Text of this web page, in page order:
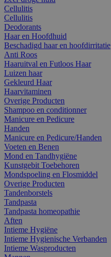
Cellulitis
Cellulitis
Deodorants
Haar en Hoofdhuid
Beschadigd haar en hoofdirritatie
Anti Roos
Haaruitval en Futloos Haar
Luizen haar
Gekleurd Haar
Haarvitaminen
Overige Producten
Shampoo en conditionner
Manicure en Pedicure
Handen
Manicure en Pedicure/Handen
Voeten en Benen
Mond en Tandhygiëne
Kunstgebit Toebehoren
Mondspoeling en Flosmiddel
Overige Producten
Tandenborstels
Tandpasta
Tandpasta homeopathie
Aften
Intieme Hygiëne
Intieme Hygienische Verbanden
Intieme Wasproducten